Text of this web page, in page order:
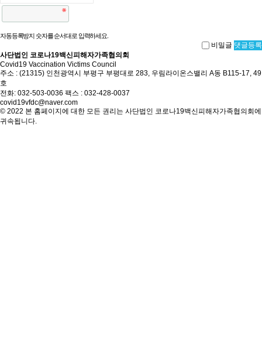
자동등록방지 숫자를 순서대로 입력하세요.
비밀글 댓글등록
사단법인 코로나19백신피해자가족협의회
Covid19 Vaccination Victims Council
주소 : (21315) 인천광역시 부평구 부평대로 283, 우림라이온스밸리 A동 B115-17, 49
호
전화: 032-503-0036 팩스 : 032-428-0037
covid19vfdc@naver.com
© 2022 본 홈페이지에 대한 모든 권리는 사단법인 코로나19백신피해자가족협의회에
귀속됩니다.